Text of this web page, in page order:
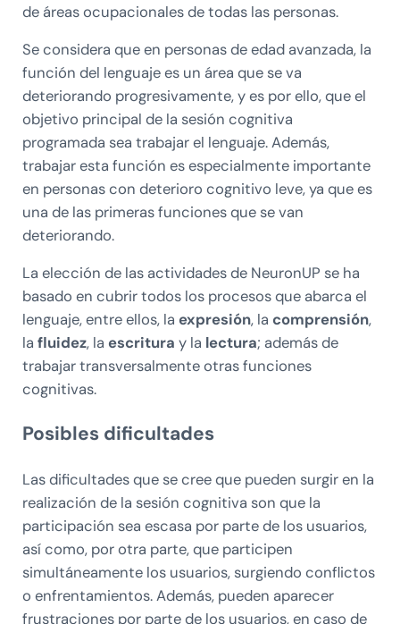
de áreas ocupacionales de todas las personas.
Se considera que en personas de edad avanzada, la
función del lenguaje es un área que se va
deteriorando progresivamente, y es por ello, que el
objetivo principal de la sesión cognitiva
programada sea trabajar el lenguaje. Además,
trabajar esta función es especialmente importante
en personas con deterioro cognitivo leve, ya que es
una de las primeras funciones que se van
deteriorando.
La elección de las actividades de NeuronUP se ha
basado en cubrir todos los procesos que abarca el
lenguaje, entre ellos, la expresión, la comprensión,
la fluidez, la escritura y la lectura; además de
trabajar transversalmente otras funciones
cognitivas.
Posibles dificultades
Las dificultades que se cree que pueden surgir en la
realización de la sesión cognitiva son que la
participación sea escasa por parte de los usuarios,
así como, por otra parte, que participen
simultáneamente los usuarios, surgiendo conflictos
o enfrentamientos. Además, pueden aparecer
frustraciones por parte de los usuarios, en caso de